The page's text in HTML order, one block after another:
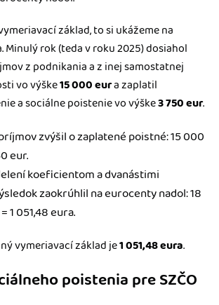
základ, to si ukážeme na
Minulý rok (teda v roku 2025) dosiahol
z podnikania a z inej samostatnej
vo výške15 000 eura zaplatil
a sociálne poistenie vo výške3 750 eur.
zvýšil o zaplatené poistné: 15 000
eur.
koeficientom a dvanástimi
zaokrúhlil na eurocenty nadol: 18
1 051,48 eura.
vymeriavací základ je1 051,48 eura.
poistenia pre SZČO